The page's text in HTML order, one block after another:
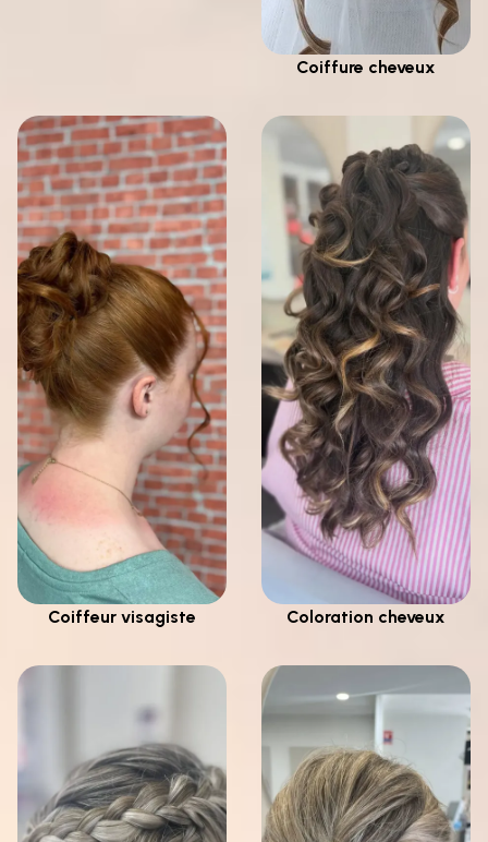
Coiffure cheveux
Coiffeur visagiste Coloration cheveux